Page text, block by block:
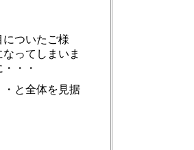
ついたご様
ってしまいま
・・
と全体を見据